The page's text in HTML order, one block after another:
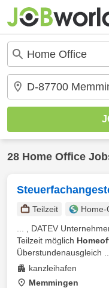
28 Home Office
Teilzeit
Home-
... , DATEV
Teilzeit möglich
Überstundenausgleich ...
kanzleihafen
Memmingen